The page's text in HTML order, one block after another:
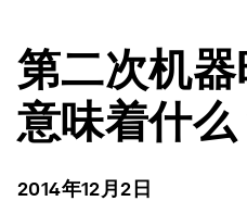
第二次机
意味着什么
2014年12月2日